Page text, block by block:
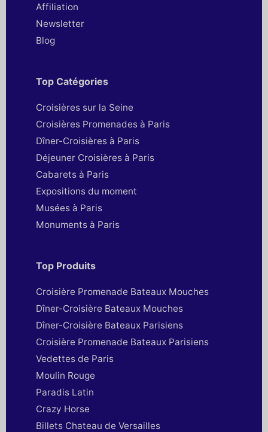
Affiliation
Newsletter
Blog
Top Catégories
Croisières sur la Seine
Croisières Promenades à Paris
Dîner-Croisières à Paris
Déjeuner Croisières à Paris
Cabarets à Paris
Expositions du moment
Musées à Paris
Monuments à Paris
Top Produits
Croisière Promenade Bateaux Mouches
Dîner-Croisière Bateaux Mouches
Dîner-Croisière Bateaux Parisiens
Croisière Promenade Bateaux Parisiens
Vedettes de Paris
Moulin Rouge
Paradis Latin
Crazy Horse
Billets Chateau de Versailles